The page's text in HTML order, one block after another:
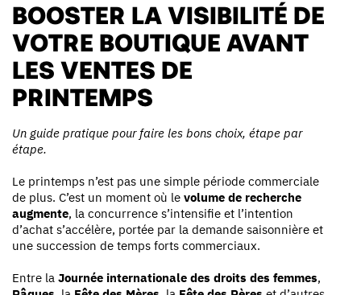
BOOSTER LA VISIBILITÉ DE
VOTRE BOUTIQUE AVANT
LES VENTES DE
PRINTEMPS
Un guide pratique pour faire les bons choix, étape par
étape.
Le printemps n’est pas une simple période commerciale
de plus. C’est un moment où le volume de recherche
augmente, la concurrence s’intensifie et l’intention
d’achat s’accélère, portée par la demande saisonnière et
une succession de temps forts commerciaux.
Entre la Journée internationale des droits des femmes,